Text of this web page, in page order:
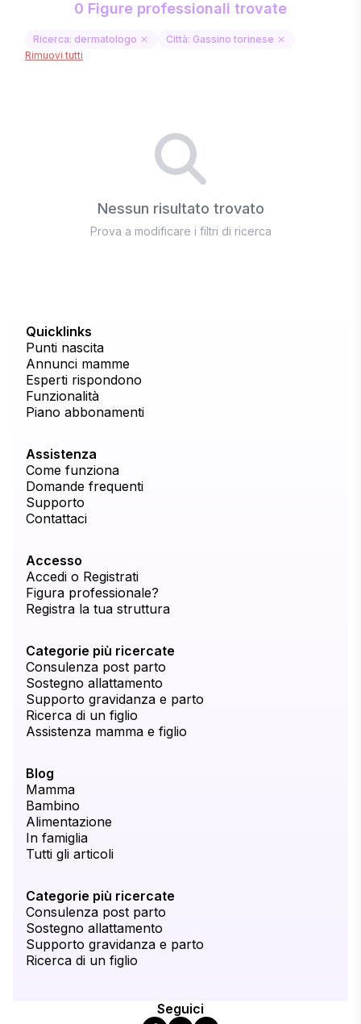
0 Figure professionali trovate
Ricerca: dermatologo
Città: Gassino torinese
Rimuovi tutti
Nessun risultato trovato
Prova a modificare i filtri di ricerca
Quicklinks
Punti nascita
Annunci mamme
Esperti rispondono
Funzionalità
Piano abbonamenti
Assistenza
Come funziona
Domande frequenti
Supporto
Contattaci
Accesso
Accedi o Registrati
Figura professionale?
Registra la tua struttura
Categorie più ricercate
Consulenza post parto
Sostegno allattamento
Supporto gravidanza e parto
Ricerca di un figlio
Assistenza mamma e figlio
Blog
Mamma
Bambino
Alimentazione
In famiglia
Tutti gli articoli
Categorie più ricercate
Consulenza post parto
Sostegno allattamento
Supporto gravidanza e parto
Ricerca di un figlio
Seguici